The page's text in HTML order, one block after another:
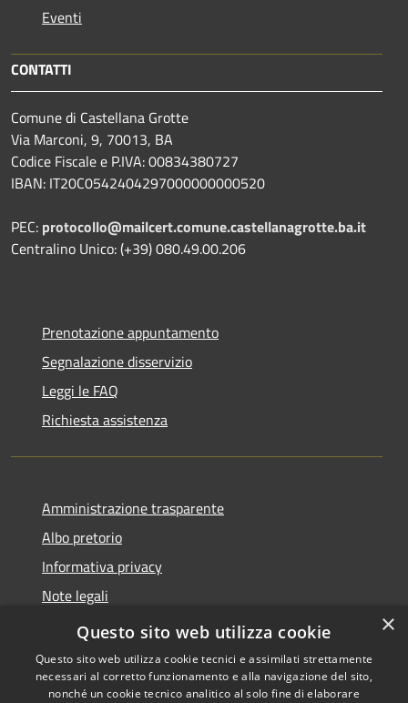
Eventi
CONTATTI
Comune di Castellana Grotte
Via Marconi, 9, 70013, BA
Codice Fiscale e P.IVA: 00834380727
IBAN: IT20C0542404297000000000520
PEC: protocollo@mailcert.comune.castellanagrotte.ba.it
Centralino Unico: (+39) 080.49.00.206
Prenotazione appuntamento
Segnalazione disservizio
Leggi le FAQ
Richiesta assistenza
Amministrazione trasparente
Albo pretorio
Informativa privacy
Note legali
Dichiarazione di accessibilità
×
Questo sito web utilizza cookie
Questo sito web utilizza cookie tecnici e assimilati strettamente
necessari al corretto funzionamento e alla navigazione del sito,
nonché un cookie tecnico analitico al solo fine di elaborare